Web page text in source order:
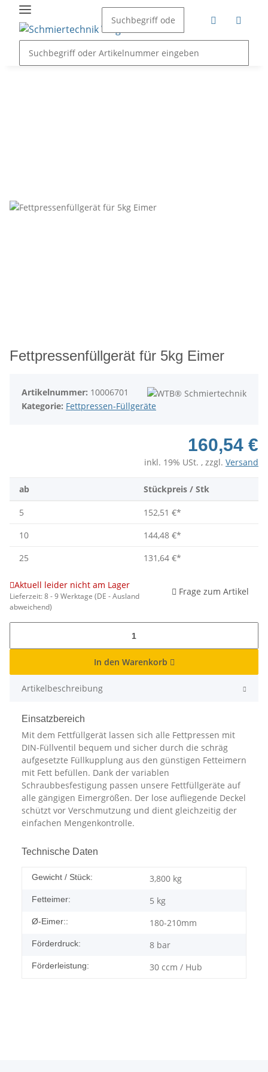
Fettpressenfüllgerät für 5kg Eimer
Artikelnummer: 10006701
Kategorie: Fettpressen-Füllgeräte
160,54 €
inkl. 19% USt. , zzgl. Versand
ab Stückpreis / Stk
5 152,51 €*
10
144,48 €*
25
131,64 €*
Aktuell leider nicht am Lager
Lieferzeit:8 - 9 Werktage (DE - Ausland
abweichend)
Frage zum Artikel
In den Warenkorb
Artikelbeschreibung
Einsatzbereich
Mit dem Fettfüllgerät lassen sich alle Fettpressen mit
DIN-Füllventil bequem und sicher durch die schräg
aufgesetzte Füllkupplung aus den günstigen Fetteimern
mit Fett befüllen. Dank der variablen
Schraubbesfestigung passen unsere Fettfüllgeräte auf
alle gängigen Eimergrößen. Der lose aufliegende Deckel
schützt vor Verschmutzung und dient gleichzeitig der
einfachen Mengenkontrolle.
Technische Daten
Gewicht / Stück: 3,800 kg
Fetteimer: 5 kg
Ø-Eimer:: 180-210mm
Förderdruck: 8 bar
Förderleistung: 30 ccm / Hub